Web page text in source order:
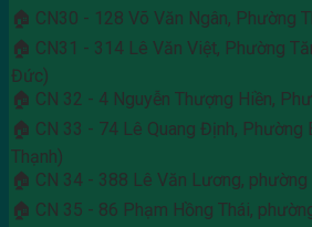
🏠 CN30 - 128 Võ Văn Ngân, Phường
🏠 CN31 - 314 Lê Văn Việt, Phường
Đức)
🏠 CN 32 - 4 Nguyễn Thượng Hiền,
🏠 CN 33 - 74 Lê Quang Định, Phường
Thạnh)
🏠 CN 34 - 388 Lê Văn Lương, phường
🏠 CN 35 - 86 Phạm Hồng Thái,